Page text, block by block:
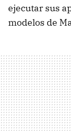
ejecutar sus
modelos de